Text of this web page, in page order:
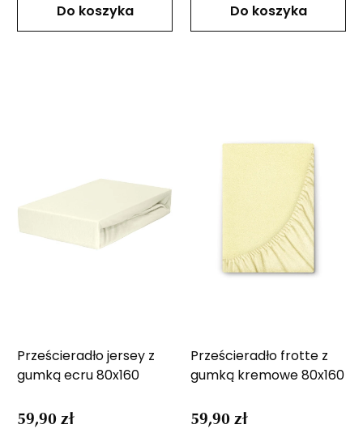
Do koszyka Do koszyka
Prześcieradło jersey z
gumką ecru 80x160
59,90 zł
Prześcieradło frotte z
gumką kremowe 80x160
59,90 zł